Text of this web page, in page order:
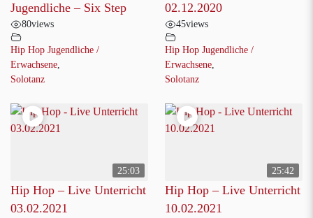
Jugendliche – Six Step
80views
Hip Hop Jugendliche /
Erwachsene,
Solotanz
02.12.2020
45views
Hip Hop Jugendliche /
Erwachsene,
Solotanz
25:03
Hip Hop – Live Unterricht
03.02.2021
25:42
Hip Hop – Live Unterricht
10.02.2021